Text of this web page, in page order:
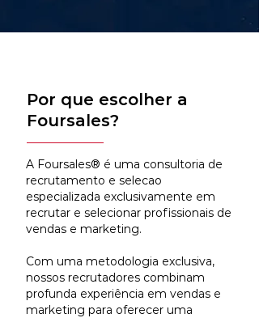
Por que escolher a
Foursales?
A Foursales® é uma consultoria de
recrutamento e selecao
especializada exclusivamente em
recrutar e selecionar profissionais de
vendas e marketing.
Com uma metodologia exclusiva,
nossos recrutadores combinam
profunda experiência em vendas e
marketing para oferecer uma